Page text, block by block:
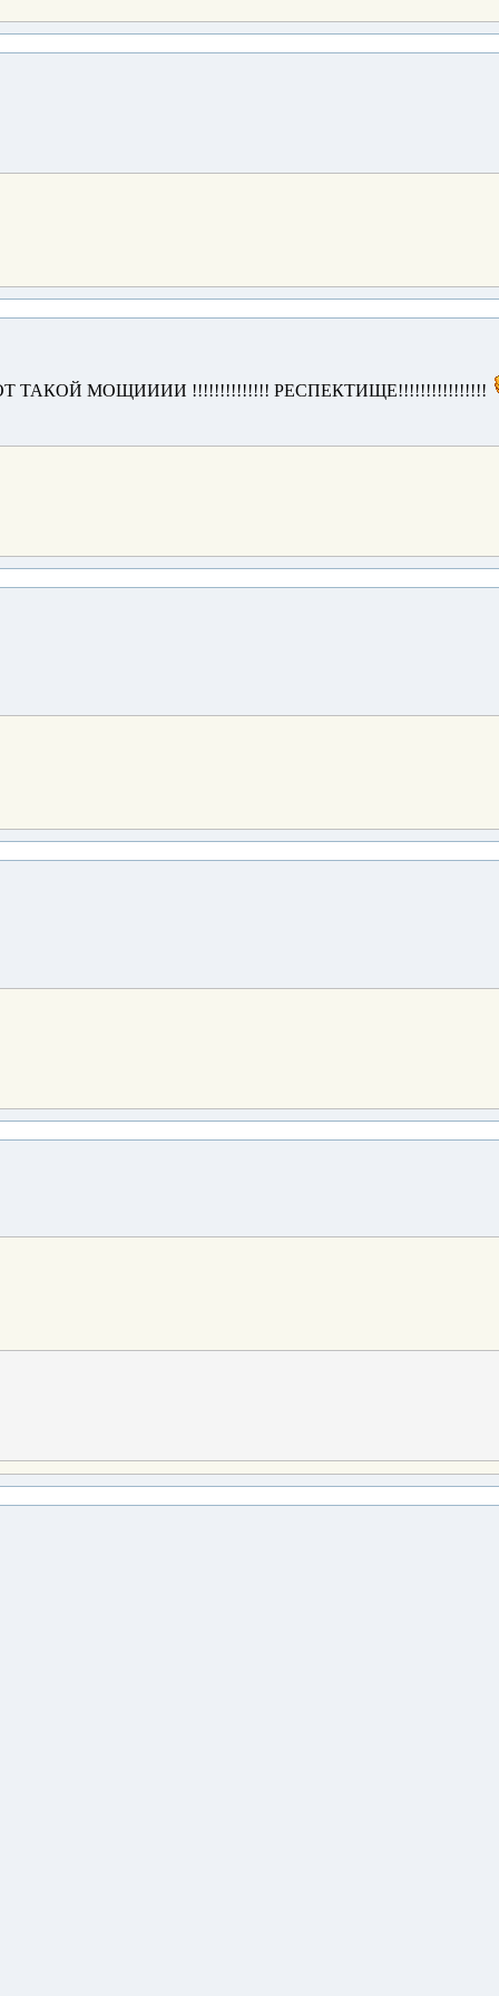
ТАКОЙ МОЩИИИИ !!!!!!!!!!!!!! РЕСПЕКТИЩЕ!!!!!!!!!!!!!!!!